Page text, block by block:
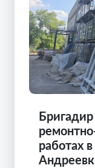
работах